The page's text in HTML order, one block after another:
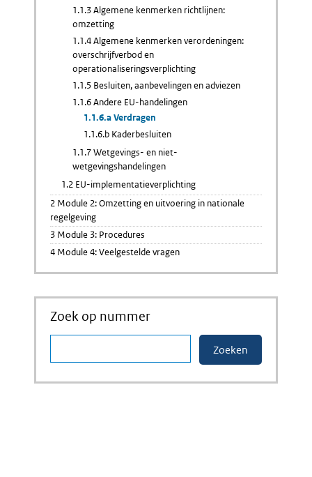
1.1.3 Algemene kenmerken richtlijnen:
omzetting
1.1.4 Algemene kenmerken verordeningen:
overschrijfverbod en
operationaliseringsverplichting
1.1.5 Besluiten, aanbevelingen en adviezen
1.1.6 Andere EU-handelingen
1.1.6.a Verdragen
1.1.6.b Kaderbesluiten
1.1.7 Wetgevings- en niet-
wetgevingshandelingen
1.2 EU-implementatieverplichting
2 Module 2: Omzetting en uitvoering in nationale
regelgeving
3 Module 3: Procedures
4 Module 4: Veelgestelde vragen
Zoek op nummer